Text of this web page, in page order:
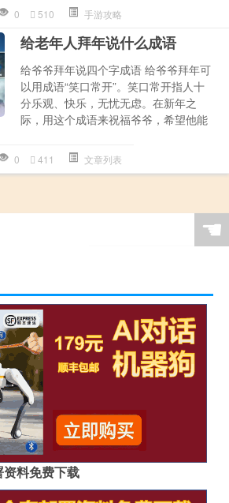
0 510 手游攻略
给老年人拜年说什么成语
给爷爷拜年说四个字成语 给爷爷拜年可
以用成语“笑口常开”。笑口常开指人十
分乐观、快乐，无忧无虑。在新年之
际，用这个成语来祝福爷爷，希望他能
0 411 文章列表
☚
料免费下载